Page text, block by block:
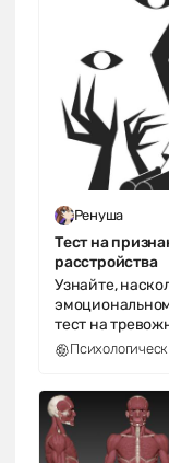
Ренуша
Тест на
расстройства
Узнайте,
тест на